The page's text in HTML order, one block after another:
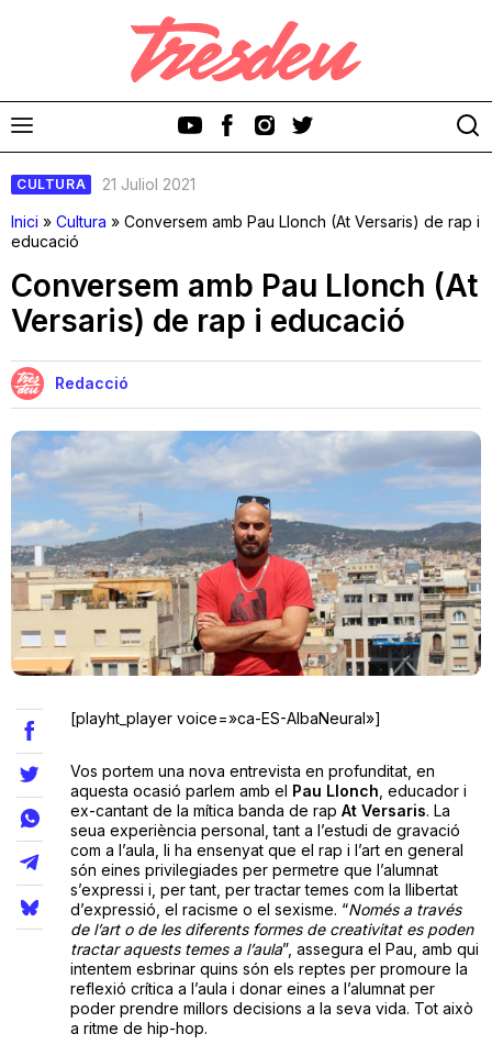
Discos
Videoclips
Cinema i Televisió
Festivals
Teatre
Internet
Opinió
Llibres
La Llista
Llocs
CULTURA
21 Juliol 2021
Inici » Cultura » Conversem amb Pau Llonch (At Versaris) de rap i
educació
Conversem amb Pau Llonch (At
Versaris) de rap i educació
Redacció
[playht_player voice=»ca-ES-AlbaNeural»]
Vos portem una nova entrevista en profunditat, en
aquesta ocasió parlem amb el Pau Llonch , educador i
ex-cantant de la mítica banda de rap At Versaris. La
seua experiència personal, tant a l’estudi de gravació
com a l’aula, li ha ensenyat que el rap i l’art en general
són eines privilegiades per permetre que l’alumnat
s’expressi i, per tant, per tractar temes com la llibertat
d’expressió, el racisme o el sexisme. “Només a través
de l’art o de les diferents formes de creativitat es poden
tractar aquests temes a l’aula”, assegura el Pau, amb qui
intentem esbrinar quins són els reptes per promoure la
reflexió crítica a l’aula i donar eines a l’alumnat per
poder prendre millors decisions a la seva vida. Tot això
a ritme de hip-hop.